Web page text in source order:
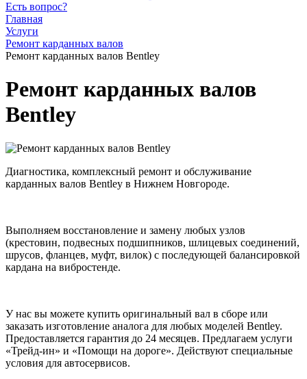
Есть вопрос?
Главная
Услуги
Ремонт карданных валов
Ремонт карданных валов Bentley
Ремонт карданных валов
Bentley
Диагностика, комплексный ремонт и обслуживание
карданных валов Bentley в Нижнем Новгороде.
Выполняем восстановление и замену любых узлов
(крестовин, подвесных подшипников, шлицевых соединений,
шрусов, фланцев, муфт, вилок) с последующей балансировкой
кардана на вибростенде.
У нас вы можете купить оригинальный вал в сборе или
заказать изготовление аналога для любых моделей Bentley.
Предоставляется гарантия до 24 месяцев. Предлагаем услуги
«Трейд-ин» и «Помощи на дороге». Действуют специальные
условия для автосервисов.